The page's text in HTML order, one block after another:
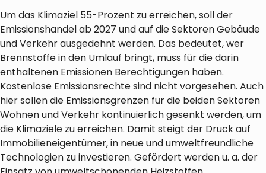
Um das Klimaziel 55-Prozent zu erreichen, soll der
Emissionshandel ab 2027 und auf die Sektoren Gebäude
und Verkehr ausgedehnt werden. Das bedeutet, wer
Brennstoffe in den Umlauf bringt, muss für die darin
enthaltenen Emissionen Berechtigungen haben.
Kostenlose Emissionsrechte sind nicht vorgesehen. Auch
hier sollen die Emissionsgrenzen für die beiden Sektoren
Wohnen und Verkehr kontinuierlich gesenkt werden, um
die Klimaziele zu erreichen. Damit steigt der Druck auf
Immobilieneigentümer, in neue und umweltfreundliche
Technologien zu investieren. Gefördert werden u. a. der